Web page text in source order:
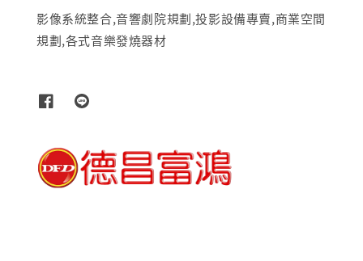
影像系統整合,音響劇院規劃,投影設備專賣,商業空間
規劃,各式音樂發燒器材